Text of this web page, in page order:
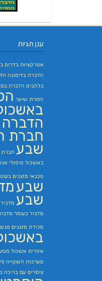
ענן תגיות
אטרקציות בדרום
הדברה בדימונה
בלהבים הדברה
הסרת שיער
חברת
שבע חברת
באשכול טיפולי
טכנאי מזגנים
שבע
שבע
מדביר בעומר
מכירת מזגנים
אזורית אשכול
מערכות השקייה
צימרים עם בריכה